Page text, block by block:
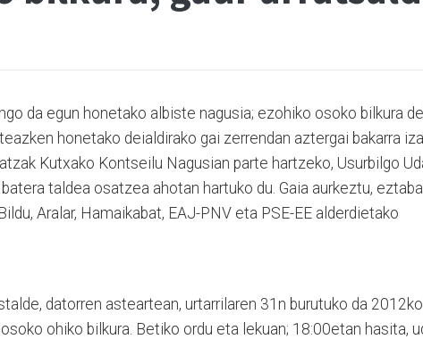
da egun honetako albiste nagusia; ezohiko osoko bilkura
honetako deialdirako gai zerrendan aztergai bakarra
Kutxako Kontseilu Nagusian parte hartzeko, Usurbilgo
taldea osatzea ahotan hartuko du. Gaia aurkeztu,
Aralar, Hamaikabat, EAJ-PNV eta PSE-EE alderdietako
datorren asteartean, urtarrilaren 31n burutuko da
ohiko bilkura. Betiko ordu eta lekuan; 18:00etan hasita,